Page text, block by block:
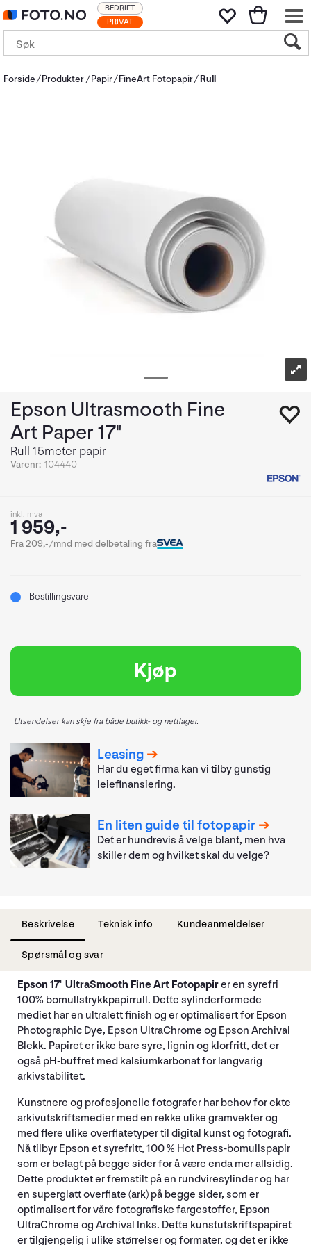
PRIVAT
BEDRIFT
Forside Produkter Papir FineArt Fotopapir Rull
Epson Ultrasmooth Fine
Art Paper 17"
Rull 15meter papir
Varenr: 104440
inkl. mva
1 959,-
Fra 209,-/mnd med delbetaling fra
Bestillingsvare
Kjøp
Utsendelser kan skje fra både butikk- og nettlager.
Leasing
Har du eget firma kan vi tilby gunstig
leiefinansiering.
En liten guide til fotopapir
Det er hundrevis å velge blant, men hva
skiller dem og hvilket skal du velge?
Beskrivelse Teknisk info Kundeanmeldelser
Spørsmål og svar
Epson 17" UltraSmooth Fine Art Fotopapirer en syrefri
100% bomullstrykkpapirrull. Dette sylinderformede
mediet har en ultralett finish og er optimalisert for Epson
Photographic Dye, Epson UltraChrome og Epson Archival
Blekk. Papiret er ikke bare syre, lignin og klorfritt, det er
også pH-buffret med kalsiumkarbonat for langvarig
arkivstabilitet.
Kunstnere og profesjonelle fotografer har behov for ekte
arkivutskriftsmedier med en rekke ulike gramvekter og
med flere ulike overflatetyper til digital kunst og fotografi.
Nå tilbyr Epson et syrefritt, 100 % Hot Press-bomullspapir
som er belagt på begge sider for å være enda mer allsidig.
Dette produktet er fremstilt på en rundviresylinder og har
en superglatt overflate (ark) på begge sider, som er
optimalisert for våre fotografiske fargestoffer, Epson
UltraChrome og Archival Inks. Dette kunstutskriftspapiret
er tilgjengelig i ulike størrelser og formater, og det er ikke